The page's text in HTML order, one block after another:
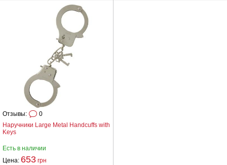
Наручники Large Metal Handcuffs with
Keys
Отзывы: 0
Есть в наличии
Цена: 653 грн